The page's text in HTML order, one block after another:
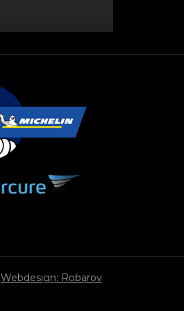
Webdesign: Robarov